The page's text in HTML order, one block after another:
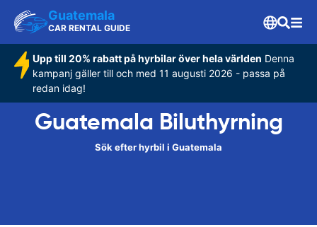
Guatemala
CAR RENTAL GUIDE
Upp till 20% rabatt på hyrbilar över hela världen Denna
kampanj gäller till och med 11 augusti 2026 - passa på
redan idag!
Guatemala Biluthyrning
Sök efter hyrbil i Guatemala